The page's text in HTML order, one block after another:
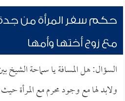
حكم سفر المرأة من
مع زوج أختها وأمها
السؤال: هل المسافة يا سماحة الشيخ
ولابد لها مع وجود محرم مع المرأة